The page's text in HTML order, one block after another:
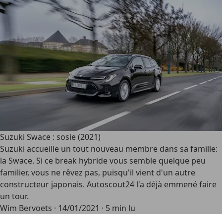
Suzuki Swace : sosie (2021)
Suzuki accueille un tout nouveau membre dans sa famille:
la Swace. Si ce break hybride vous semble quelque peu
familier, vous ne rêvez pas, puisqu'il vient d'un autre
constructeur japonais. Autoscout24 l'a déjà emmené faire
un tour.
Wim Bervoets · 14/01/2021 · 5 min lu